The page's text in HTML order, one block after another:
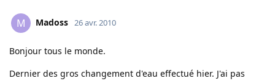
M Madoss 26 avr. 2010
Bonjour tous le monde.
Dernier des gros changement d'eau effectué hier. J'ai pas